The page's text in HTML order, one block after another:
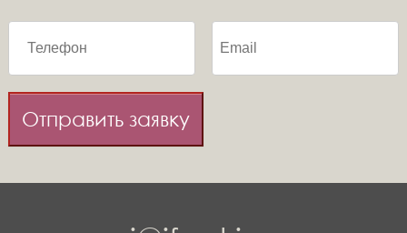
Отправить заявку